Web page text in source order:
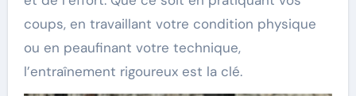
coups, en travaillant votre condition physique
ou en peaufinant votre technique,
l’entraînement rigoureux est la clé.